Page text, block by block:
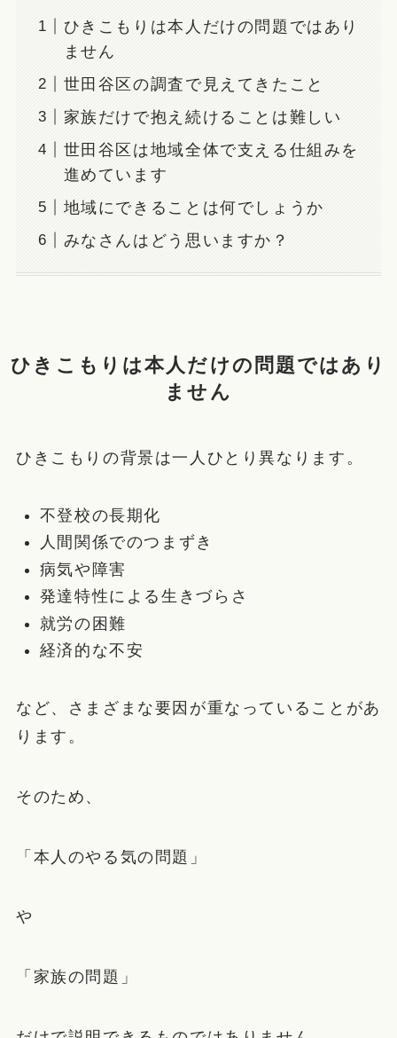
ひきこもりは本人だけの問題ではあり
ません
世田谷区の調査で見えてきたこと
家族だけで抱え続けることは難しい
世田谷区は地域全体で支える仕組みを
進めています
地域にできることは何でしょうか
みなさんはどう思いますか？
ひきこもりは本人だけの問題ではあり
ません
ひきこもりの背景は一人ひとり異なります。
不登校の長期化
人間関係でのつまずき
病気や障害
発達特性による生きづらさ
就労の困難
経済的な不安
など、さまざまな要因が重なっていることがあ
ります。
そのため、
「本人のやる気の問題」
や
「家族の問題」